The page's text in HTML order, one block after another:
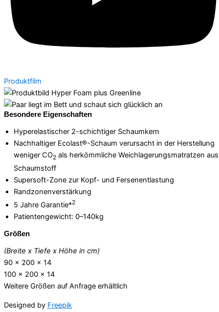
Produktfilm
Besondere Eigenschaften
Hyperelastischer 2-schichtiger Schaumkern
Nachhaltiger Ecolast®-Schaum verursacht in der Herstellung
weniger CO2 als herkömmliche Weichlagerungsmatratzen aus
Schaumstoff
Supersoft-Zone zur Kopf- und Fersenentlastung
Randzonenverstärkung
5 Jahre Garantie*2
Patientengewicht: 0–140kg
Größen
(Breite x Tiefe x Höhe in cm)
90 x 200 x 14
100 x 200 x 14
Weitere Größen auf Anfrage erhältlich
Designed by Freepik